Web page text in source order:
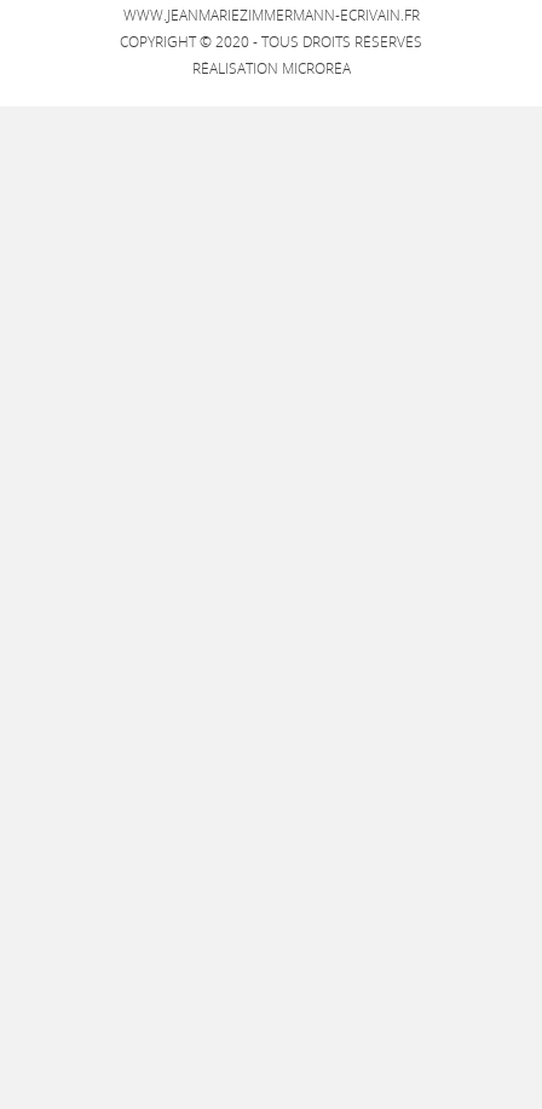
WWW.JEANMARIEZIMMERMANN-ECRIVAIN.FR
COPYRIGHT © 2020 - TOUS DROITS RÉSERVÉS
RÉALISATION MICRORÉA